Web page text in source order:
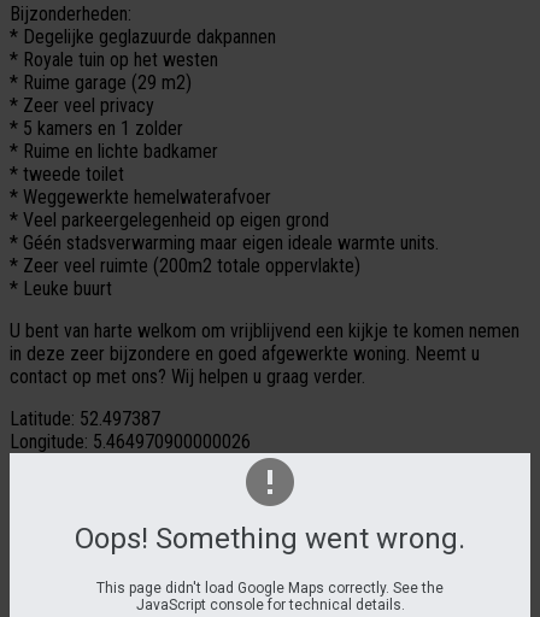
Bijzonderheden:
* Degelijke geglazuurde dakpannen
* Royale tuin op het westen
* Ruime garage (29 m2)
* Zeer veel privacy
* 5 kamers en 1 zolder
* Ruime en lichte badkamer
* tweede toilet
* Weggewerkte hemelwaterafvoer
* Veel parkeergelegenheid op eigen grond
* Géén stadsverwarming maar eigen ideale warmte units.
* Zeer veel ruimte (200m2 totale oppervlakte)
* Leuke buurt
U bent van harte welkom om vrijblijvend een kijkje te komen nemen
in deze zeer bijzondere en goed afgewerkte woning. Neemt u
contact op met ons? Wij helpen u graag verder.
Latitude: 52.497387
Longitude: 5.464970900000026
Oops! Something went wrong.
This page didn't load Google Maps correctly. See the
JavaScript console for technical details.